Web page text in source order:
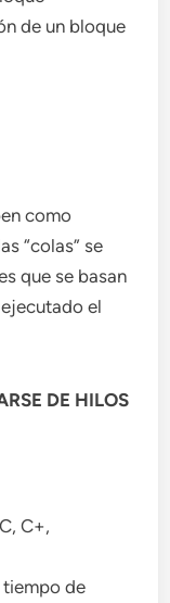
de un bloque
como
“colas” se
que se basan
el
DE HILOS
C+,
de